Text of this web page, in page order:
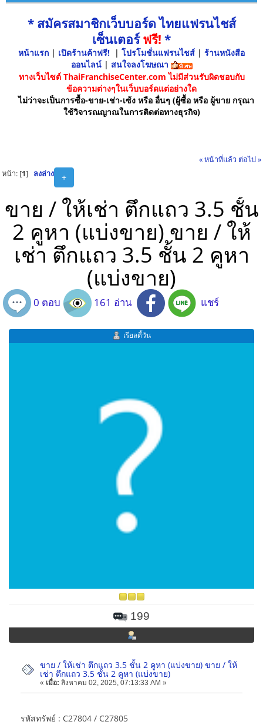
* สมัครสมาชิกเว็บบอร์ด ไทยแฟรนไชส์
เซ็นเตอร์ฟรี! *
หน้าแรก | เปิดร้านค้าฟรี! | โปรโมชั่นแฟรนไชส์ | ร้านหนังสือ
ออนไลน์ | สนใจลงโฆษณา
ทางเว็บไซต์ ThaiFranchiseCenter.com ไม่มีส่วนรับผิดชอบกับ
ข้อความต่างๆในเว็บบอร์ดแต่อย่างใด
ไม่ว่าจะเป็นการซื้อ-ขาย-เช่า-เซ้ง หรือ อื่นๆ (ผู้ซื้อ หรือ ผู้ขาย กรุณา
ใช้วิจารณญาณในการติดต่อทางธุรกิจ)
« หน้าที่แล้ว ต่อไป »
+
หน้า: [1] ลงล่าง
ขาย / ให้เช่า ตึกแถว 3.5 ชั้น
2 คูหา (แบ่งขาย) ขาย / ให้
เช่า ตึกแถว 3.5 ชั้น 2 คูหา
(แบ่งขาย)
0 ตอบ 161 อ่าน แชร์
เรียลตี้วัน
199
ขาย / ให้เช่า ตึกแถว 3.5 ชั้น 2 คูหา (แบ่งขาย) ขาย / ให้
เช่า ตึกแถว 3.5 ชั้น 2 คูหา (แบ่งขาย)
« เมื่อ: สิงหาคม 02, 2025, 07:13:33 AM »
รหัสทรัพย์ : C27804 / C27805